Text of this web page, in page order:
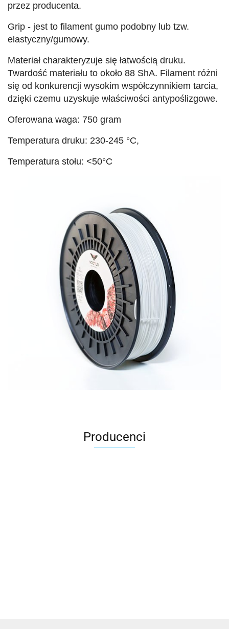
przez producenta.
Grip - jest to filament gumo podobny lub tzw.
elastyczny/gumowy.
Materiał charakteryzuje się łatwością druku.
Twardość materiału to około 88 ShA. Filament różni
się od konkurencji wysokim współczynnikiem tarcia,
dzięki czemu uzyskuje właściwości antypoślizgowe.
Oferowana waga: 750 gram
Temperatura druku: 230-245 °C,
Temperatura stołu: <50°C
Producenci